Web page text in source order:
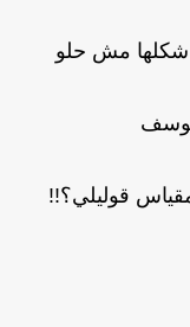
مش حلو
قوليلي؟!!